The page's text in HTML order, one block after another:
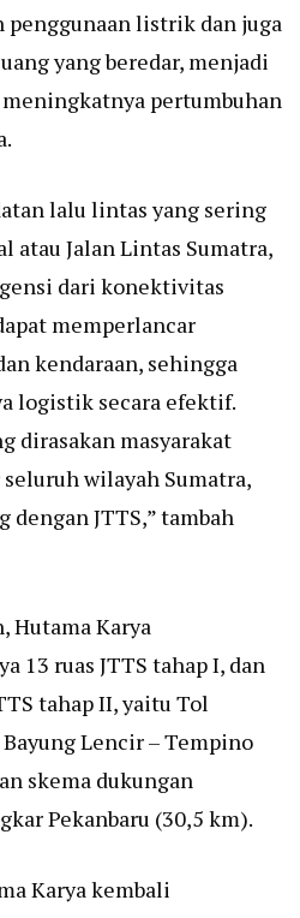
penggunaan listrik dan juga
yang beredar, menjadi
pertumbuhan
lalu lintas yang sering
atau Jalan Lintas Sumatra,
dari konektivitas
memperlancar
kendaraan, sehingga
logistik secara efektif.
dirasakan masyarakat
wilayah Sumatra,
dengan JTTS,” tambah
Hutama Karya
13 ruas JTTS tahap I, dan
tahap II, yaitu Tol
Lencir – Tempino
skema dukungan
Pekanbaru (30,5 km).
Karya kembali